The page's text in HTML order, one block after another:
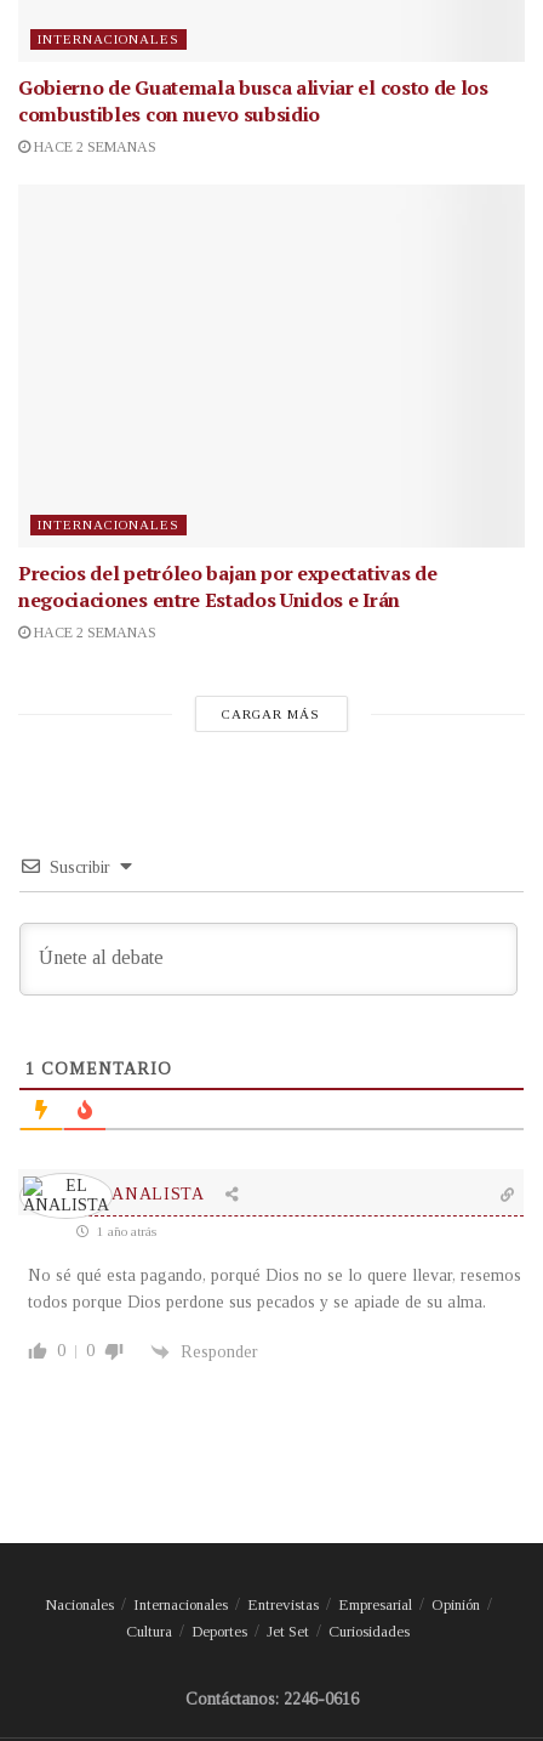
INTERNACIONALES
Gobierno de Guatemala busca aliviar el costo de los
combustibles con nuevo subsidio
HACE 2 SEMANAS
INTERNACIONALES
Precios del petróleo bajan por expectativas de
negociaciones entre Estados Unidos e Irán
HACE 2 SEMANAS
CARGAR MÁS
Suscribir
1 COMENTARIO
EL ANALISTA
1 año atrás
No sé qué esta pagando, porqué Dios no se lo quere llevar, resemos
todos porque Dios perdone sus pecados y se apiade de su alma.
0 0 Responder
Nacionales Internacionales Entrevistas Empresarial
Opinión
Cultura
Deportes Jet Set Curiosidades
Contáctanos: 2246-0616